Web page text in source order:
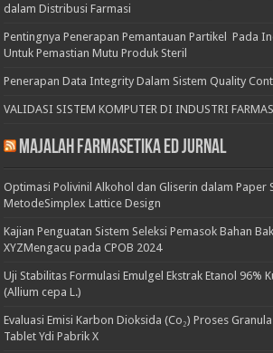
dalam Distribusi Farmasi
Pentingnya Penerapan Pemantauan Partikel Pada
Untuk Pemastian Mutu Produk Steril
Penerapan Data Integrity Dalam Sistem Quality
VALIDASI SISTEM KOMPUTER DI INDUSTRI
Majalah Farmasetika Ed Jurnal
Optimasi Polivinil Alkohol dan Gliserin dalam Paper
MetodeSimplex Lattice Design
Kajian Penguatan Sistem Seleksi Pemasok Bahan
XYZMengacu pada CPOB 2024
Uji Stabilitas Formulasi Emulgel Ekstrak Etanol 96%
(Allium cepa L.)
Evaluasi Emisi Karbon Dioksida (Co₂) Proses
Tablet Ydi Pabrik X